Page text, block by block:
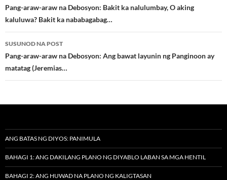
navigation
Pang-araw-araw na Debosyon: Bakit ka nalulumbay, O aking
kaluluwa? Bakit ka nababagabag…
SUSUNOD NA POST
Pang-araw-araw na Debosyon: Ang bawat layunin ng Panginoon ay
matatag (Jeremias…
ANG BATAS NG DIYOS: PANIMULA
BAHAGI 1: ANG DAKILANG PLANO NG DIYABLO LABAN SA MGA HENTIL
BAHAGI 2: ANG HUWAD NA PLANO NG KALIGTASAN